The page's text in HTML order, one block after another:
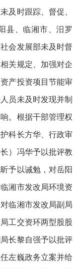
时跟踪、督促、
县、临湘市、汨罗
会发展部未及时督
关规定、加强对企
产投资项目节能审
员未及时发现并制
。根据干部管理权
科长方华、行政审
）冯华予以批评教
予以诫勉，对岳阳
湘市发改局环境资
临湘市发改局副局
工交资环两型股股
长黎自强予以批评
左巍政务立案并给